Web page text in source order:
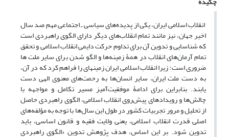
انقلاب اسلامی ایران، یکی از پدیده‌های سیاسی ـ اجتماعی مهم صد سال
اخیر جهان، نیز مانند تمام انقلاب‌های دیگر دارای الگوی راهبردی است
که شناسایی و تدوین آن برای تداوم حرکت دایمی انقلاب اسلامی و تحقق
تمام آرمان‌های انقلاب در همۀ زمینه‌ها و الگو شدن برای سایر ملت ها
ضروری است؛ زیرا انقلاب اسلامی ایران زمینه‎ای را فراهم کرد که در آن،
به دست ملت ایران، سایر انسان‌ها به رحمت‌های معنوی الهی دست
یابند. بنابراین برای ادامۀ موفقیت‌آمیز مسیر تکامل و مواجهه با
چالش‌ها و رویدادهای پیش‌روی انقلاب اسلامی، الگوی راهبردی حاصل
از تحلیل و مرور تجربیات کشور در طول این سال‌ها با توجه به مؤلفه‌های
اصلی قدرت انقلاب اسلامی، یعنی ولایت ‌فقیه و قانون اساسی، باید
تدوین شود. بر این اساس، هدف پژوهش تدوین «الگوی راهبردی